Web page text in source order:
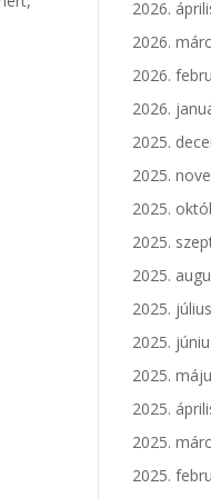
2026.
2026.
2026.
2026.
2025.
2025.
2025.
2025.
2025.
2025. július
2025.
2025.
2025.
2025.
2025.